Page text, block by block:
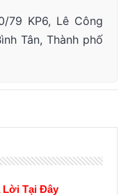
79 KP6, Lê Công
Tân, Thành phố
Lời Tại Đây